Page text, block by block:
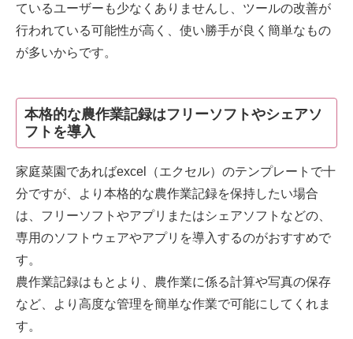
ているユーザーも少なくありませんし、ツールの改善が
行われている可能性が高く、使い勝手が良く簡単なもの
が多いからです。
本格的な農作業記録はフリーソフトやシェアソ
フトを導入
家庭菜園であればexcel（エクセル）のテンプレートで十
分ですが、より本格的な農作業記録を保持したい場合
は、フリーソフトやアプリまたはシェアソフトなどの、
専用のソフトウェアやアプリを導入するのがおすすめで
す。
農作業記録はもとより、農作業に係る計算や写真の保存
など、より高度な管理を簡単な作業で可能にしてくれま
す。